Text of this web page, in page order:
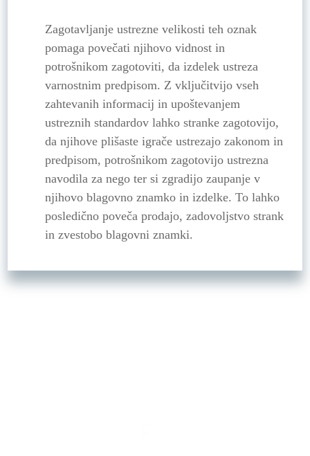
Zagotavljanje ustrezne velikosti teh oznak
pomaga povečati njihovo vidnost in
potrošnikom zagotoviti, da izdelek ustreza
varnostnim predpisom. Z vključitvijo vseh
zahtevanih informacij in upoštevanjem
ustreznih standardov lahko stranke zagotovijo,
da njihove plišaste igrače ustrezajo zakonom in
predpisom, potrošnikom zagotovijo ustrezna
navodila za nego ter si zgradijo zaupanje v
njihovo blagovno znamko in izdelke. To lahko
posledično poveča prodajo, zadovoljstvo strank
in zvestobo blagovni znamki.